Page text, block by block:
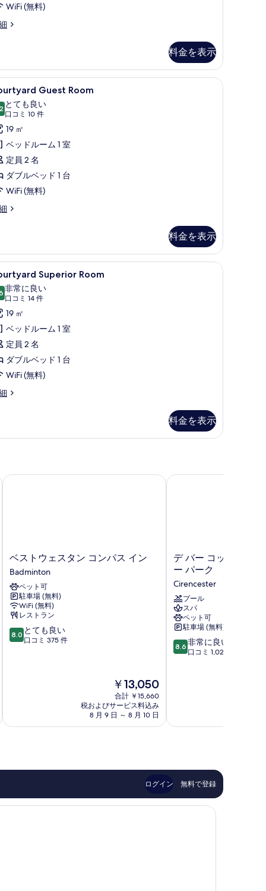
WiFi (無料)
料金を表示
低刺激性寝具、セーフティボックス (室内)
5 Guest Room
点中 8.2
とても良い
口コミ 10 件
(口
コ
ミ
10
件)
19 ㎡
ベッドルーム 1 室
定員 2 名
ダブルベッド 1 台
WiFi (無料)
料金を表示
Courtyard Superior Room | 低刺激性寝具、
7 Superior Room
点中 8.6
非常に良い
口コミ 14 件
(口
コ
ミ
14
件)
19 ㎡
ベッドルーム 1 室
定員 2 名
ダブルベッド 1 台
WiFi (無料)
料金を表示
ベ
ス
ト
ウ
ェ
ス
タ
ン
コ
ベストウェスタン コンパス イン
Badminton
ペット可
駐車場 (無料)
WiFi (無料)
レストラン
10
段
い、
375
の
8.0 とても良い
口コミ 375 件
現
在
の
料
金
￥13,050
合計 ￥15,660
税およびサービス料込み
8 月 9 日 ～ 8 月 10 日
ベストウェスタン コンパス イン
デ
バ
コ
ッ
ツ
ウ
ォ
ー
ル
パ
デ バー コッツウォ
ー パーク
Cirencester
プール
スパ
ペット可
駐車場 (無料)
10
段
良
ミ
1,023
件
8.6 非常に良い
口コミ 1,023 件
デ バー コッツウォー
ログイン 無料で登録